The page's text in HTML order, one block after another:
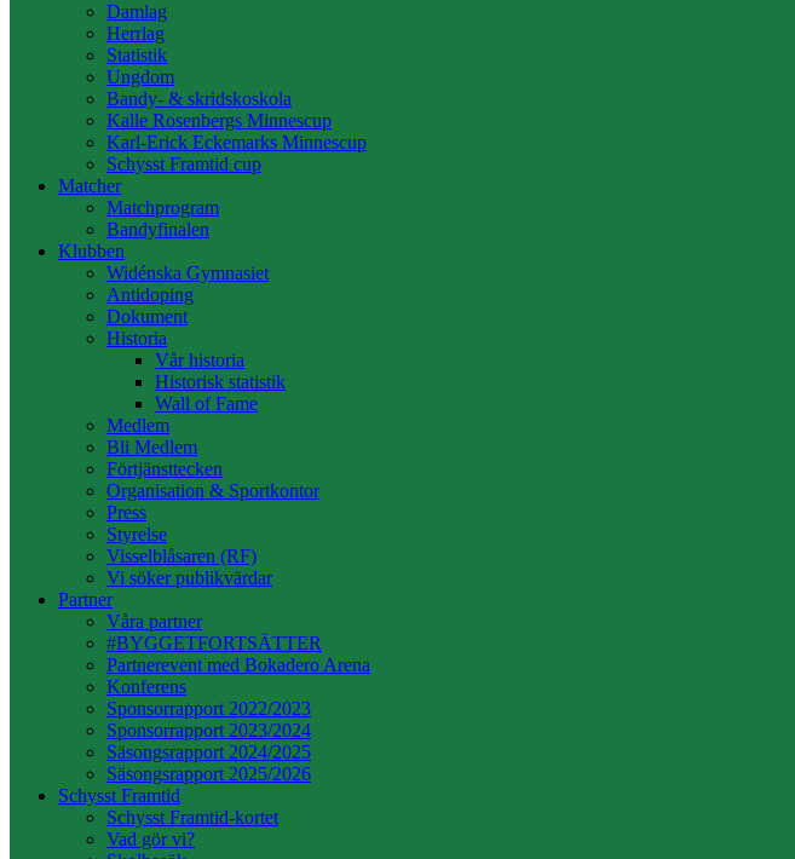
Damlag
Herrlag
Statistik
Ungdom
Bandy- & skridskoskola
Kalle Rosenbergs Minnescup
Karl-Erick Eckemarks Minnescup
Schysst Framtid cup
Matcher
Matchprogram
Bandyfinalen
Klubben
Widénska Gymnasiet
Antidoping
Dokument
Historia
Vår historia
Historisk statistik
Wall of Fame
Medlem
Bli Medlem
Förtjänsttecken
Organisation & Sportkontor
Press
Styrelse
Visselblåsaren (RF)
Vi söker publikvärdar
Partner
Våra partner
#BYGGETFORTSÄTTER
Partnerevent med Bokadero Arena
Konferens
Sponsorrapport 2022/2023
Sponsorrapport 2023/2024
Säsongsrapport 2024/2025
Säsongsrapport 2025/2026
Schysst Framtid
Schysst Framtid-kortet
Vad gör vi?